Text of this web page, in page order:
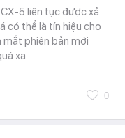
5 liên tục được xả
có thể là tín hiệu cho
mắt phiên bản mới
xa.
0